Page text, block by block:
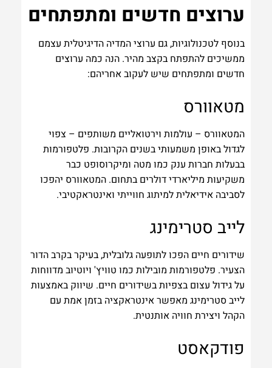
ערוצים חדשים ומתפתחים
בנוסף לטכנולוגיות, גם ערוצי המדיה הדיגיטלית עצמם
ממשיכים להתפתח בקצב מהיר. הנה כמה ערוצים
חדשים ומתפתחים שיש לעקוב אחריהם:
מטאוורס
המטאוורס – עולמות וירטואליים משותפים – צפוי
לגדול באופן משמעותי בשנים הקרובות. פלטפורמות
בבעלות חברות ענק כמו מטה ומיקרוסופט כבר
משקיעות מיליארדי דולרים בתחום. המטאוורס יהפכו
לסביבה אידיאלית למיתוג חווייתי ואינטראקטיבי.
לייב סטרימינג
שידורים חיים הפכו לתופעה גלובלית, בעיקר בקרב הדור
הצעיר. פלטפורמות מובילות כמו טוויץ' ויוטיוב מדווחות
על גידול עצום בצפיות בשידורים חיים. שיווק באמצעות
לייב סטרימינג מאפשר אינטראקציה בזמן אמת עם
הקהל ויצירת חוויה אותנטית.
פודקאסט